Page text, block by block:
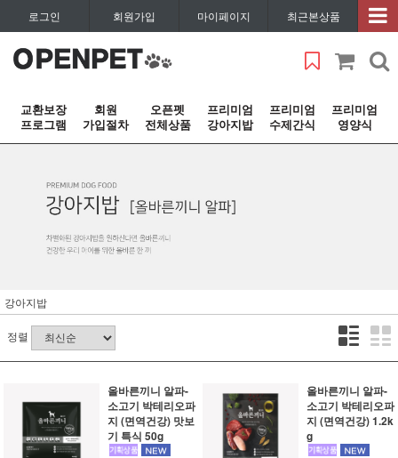
로그인 회원가입 마이페이지 최근본상품
교환보장
프로그램
회원
가입절차
오픈펫
전체상품
프리미엄
강아지밥
프리미엄
수제간식
프리미엄
영양식
강아지밥
정렬
올바른끼니 알파-
소고기 박테리오파
지 (면역건강) 맛보
기 특식 50g
올바른끼니 알파-
소고기 박테리오파
지 (면역건강) 1.2k
g